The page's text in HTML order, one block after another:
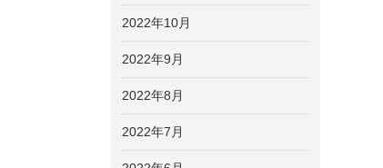
2022年10月
2022年9月
2022年8月
2022年7月